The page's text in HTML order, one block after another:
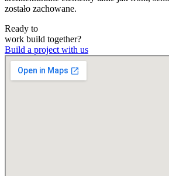
zostało zachowane.
Ready to
work build together?
Build a project with us